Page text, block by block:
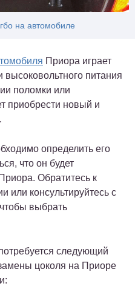
на автомобиле
Приора играет
питания
поломки или
приобрести новый и
определить его
что он будет
Обратитесь к
или консультируйтесь с
выбрать
следующий
цоколя на Приоре